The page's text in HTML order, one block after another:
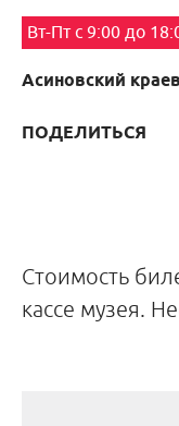
Вт-Пт с 9:00 до
Асиновский
ПОДЕЛИТЬСЯ
Стоимость
кассе музея.